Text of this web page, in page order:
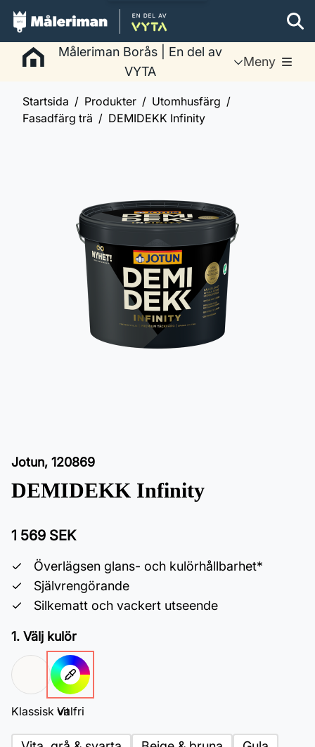
Måleriman Borås | En del av
VYTA
Meny
Startsida Produkter
Utomhusfärg
Fasadfärg trä
DEMIDEKK Infinity
Jotun, 120869
DEMIDEKK Infinity
1 569 SEK
Överlägsen glans- och kulörhållbarhet*
Självrengörande
Silkematt och vackert utseende
1. Välj kulör
Klassisk vitValfri